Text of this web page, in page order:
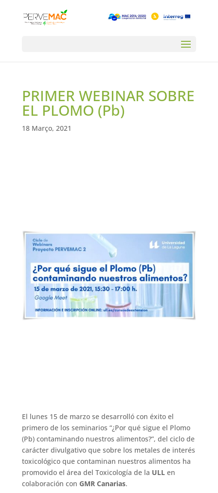
PRIMER WEBINAR SOBRE
EL PLOMO (Pb)
18 Março, 2021
El lunes 15 de marzo se desarrolló con éxito el
primero de los seminarios “¿Por qué sigue el Plomo
(Pb) contaminando nuestros alimentos?”, del ciclo de
carácter divulgativo que sobre los metales de interés
toxicológico que contaminan nuestros alimentos ha
promovido el área del Toxicología de la ULLen
colaboración con GMR Canarias.